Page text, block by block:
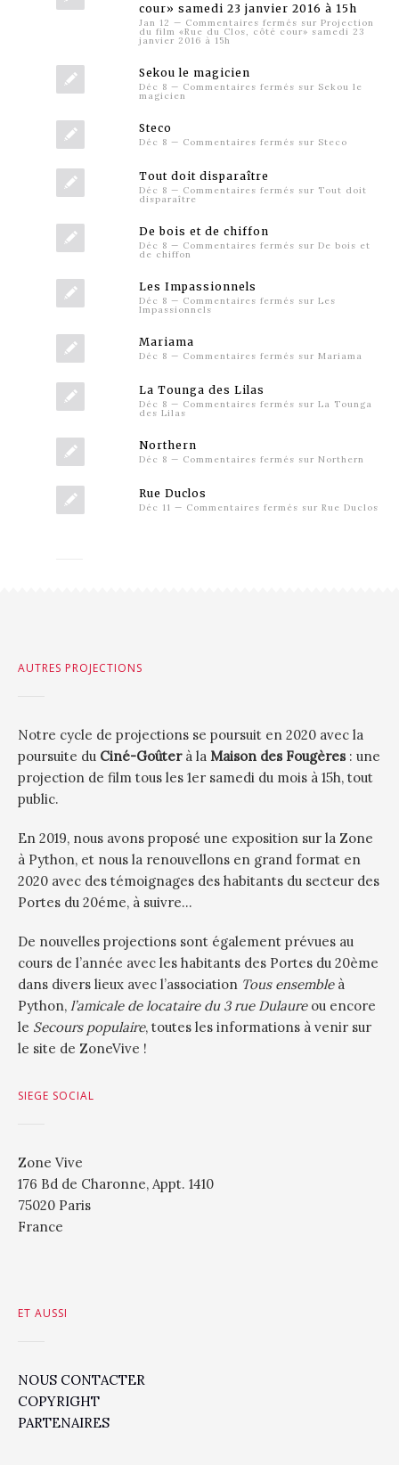
cour» samedi 23 janvier 2016 à 15h
Jan 12 — Commentaires fermés sur Projection
du film «Rue du Clos, côté cour» samedi 23
janvier 2016 à 15h
Sekou le magicien
Déc 8 — Commentaires fermés sur Sekou le
magicien
Steco
Déc 8 — Commentaires fermés sur Steco
Tout doit disparaître
Déc 8 — Commentaires fermés sur Tout doit
disparaître
De bois et de chiffon
Déc 8 — Commentaires fermés sur De bois et
de chiffon
Les Impassionnels
Déc 8 — Commentaires fermés sur Les
Impassionnels
Mariama
Déc 8 — Commentaires fermés sur Mariama
La Tounga des Lilas
Déc 8 — Commentaires fermés sur La Tounga
des Lilas
Northern
Déc 8 — Commentaires fermés sur Northern
Rue Duclos
Déc 11 — Commentaires fermés sur Rue Duclos
AUTRES PROJECTIONS
Notre cycle de projections se poursuit en 2020 avec la
poursuite du Ciné-Goûterà la Maison des Fougères: une
projection de film tous les 1er samedi du mois à 15h, tout
public.
En 2019, nous avons proposé une exposition sur la Zone
à Python, et nous la renouvellons en grand format en
2020 avec des témoignages des habitants du secteur des
Portes du 20éme, à suivre…
De nouvelles projections sont également prévues au
cours de l’année avec les habitants des Portes du 20ème
dans divers lieux avec l’association Tous ensembleà
Python, l’amicale de locataire du 3 rue Dulaureou encore
le Secours populaire, toutes les informations à venir sur
le site de ZoneVive !
SIEGE SOCIAL
Zone Vive
176 Bd de Charonne, Appt. 1410
75020 Paris
France
ET AUSSI
NOUS CONTACTER
COPYRIGHT
PARTENAIRES